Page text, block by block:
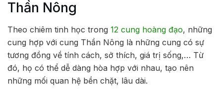
Thần Nông
Theo chiêm tinh học trong 12 cung hoàng đạo, những
cung hợp với cung Thần Nông là những cung có sự
tương đồng về tính cách, sở thích, giá trị sống,… Từ
đó, họ có thể dễ dàng hòa hợp với nhau, tạo nên
những mối quan hệ bền chặt, lâu dài.